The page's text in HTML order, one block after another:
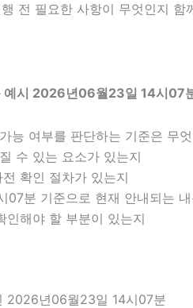
전 필요한 사항이 무엇인지
예시 2026년06월23일 14시07
능 여부를 판단하는 기준은 무
수 있는 요소가 있는지
확인 절차가 있는지
분 기준으로 현재 안내되는 내
인해야 할 부분이 있는지
2026년06월23일 14시07분